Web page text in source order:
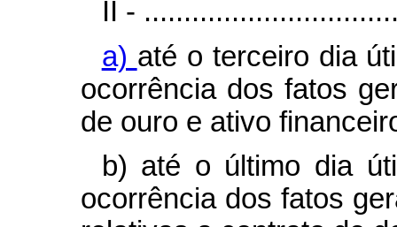
II -
a) até o terceiro dia
ocorrência dos fatos
de ouro e ativo
b) até o último dia
ocorrência dos fatos